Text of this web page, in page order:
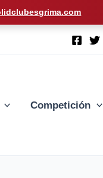
Competición